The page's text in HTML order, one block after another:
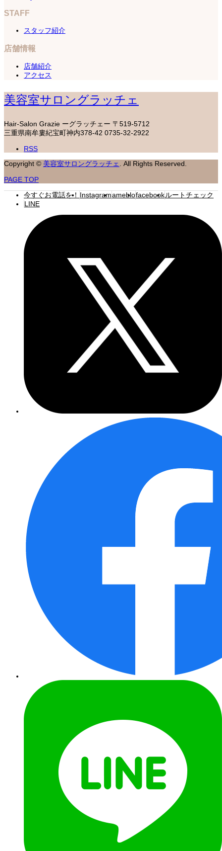
STAFF
スタッフ紹介
店舗情報
店舗紹介
アクセス
美容室サロングラッチェ
Hair-Salon Grazie ーグラッチェー 〒519-5712
三重県南牟婁紀宝町神内378-42 0735-32-2922
RSS
Copyright © 美容室サロングラッチェ. All Rights Reserved.
PAGE TOP
今すぐお電話を！ Instagramameblofacebookルートチェック
LINE